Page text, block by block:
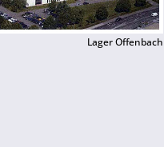
Lager Offenbach